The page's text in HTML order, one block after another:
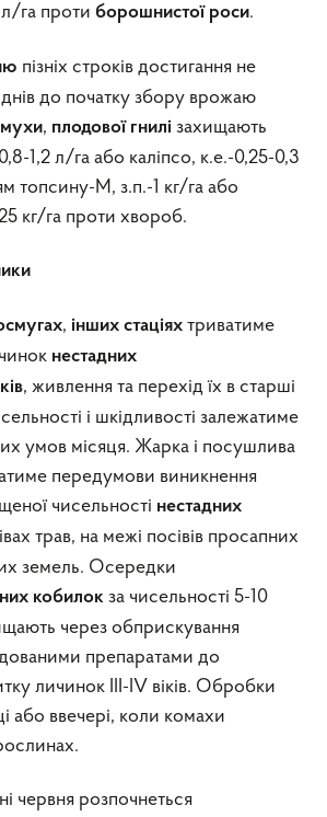
га проти борошнистої роси.
пізніх строків достигання не
днів до початку збору врожаю
, плодової гнилі захищають
1,2 л/га або каліпсо, к.е.-0,25-0,3
топсину-М, з.п.-1 кг/га або
кг/га проти хвороб.
, інших стаціях триватиме
нестадних
, живлення та перехід їх в старші
і шкідливості залежатиме
умов місяця. Жарка і посушлива
передумови виникнення
чисельності нестадних
трав, на межі посівів просапних
земель. Осередки
кобилок за чисельності 5-10
через обприскування
препаратами до
личинок III-IV віків. Обробки
або ввечері, коли комахи
червня розпочнеться